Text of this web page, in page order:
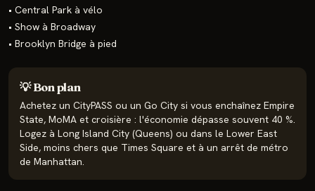
• Central Park à vélo
• Show à Broadway
• Brooklyn Bridge à pied
💡 Bon plan
Achetez un CityPASS ou un Go City si vous enchaînez Empire
State, MoMA et croisière : l'économie dépasse souvent 40 %.
Logez à Long Island City (Queens) ou dans le Lower East
Side, moins chers que Times Square et à un arrêt de métro
de Manhattan.